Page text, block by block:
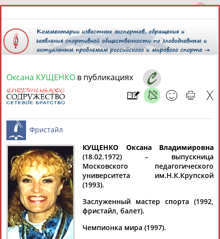
10 августа 2026 года,
СПОРТСМЕНЫ, ТРЕНЕРЫ И СПЕЦИАЛИСТЫ
Найдено: 13181персон Расширенный поиск
Аслаудин
АБАЕВ
Елена
АБАИМОВА
Мария
АБАКУМОВА
Юлия
Оксана КУЩЕНКО в публикациях
Фристайл
КУЩЕНКО Оксана Владимировна
(18.02.1972) – выпускница
Московского педагогического
университета им.Н.К.Крупской
(1993).
Заслуженный мастер спорта (1992,
фристайл, балет).
Чемпионка мира (1997).